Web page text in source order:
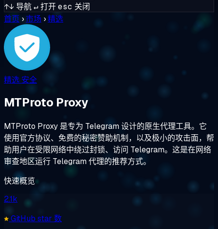
↑↓ 导航↵打开esc 关闭
首页 ›市场 ›精选
精选 安全
MTProto Proxy
MTProto Proxy 是专为 Telegram 设计的原生代理工具。它
使用官方协议、免费的秘密赞助机制，以及极小的攻击面，帮
助用户在受限网络中绕过封锁、访问 Telegram。这是在网络
审查地区运行 Telegram 代理的推荐方式。
快速概览
2.1k
GitHub star 数